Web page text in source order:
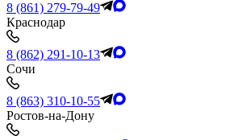
8 (861) 279-79-49
Краснодар
8 (862) 291-10-13
Сочи
8 (863) 310-10-55
Ростов-на-Дону